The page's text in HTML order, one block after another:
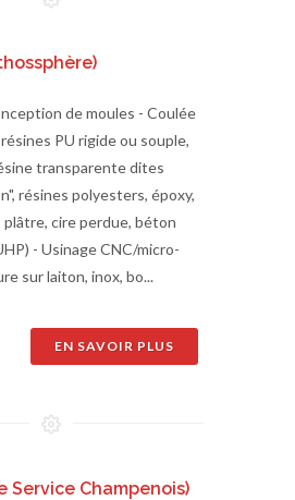
de moules - Coulée
PU rigide ou souple,
transparente dites
résines polyesters, époxy,
cire perdue, béton
- Usinage CNC/micro-
sur laiton, inox, bo...
EN SAVOIR PLUS
Service Champenois)